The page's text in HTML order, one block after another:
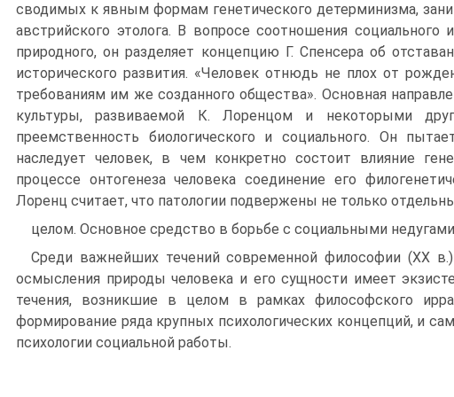
сводимых к явным формам генетического детерминизма,
австрийского этолога. В вопросе соотношения социального
природного, он разделяет концепцию Г. Спенсера об
исторического развития. «Человек отнюдь не плох от
требованиям им же созданного общества». Основная
культуры, развиваемой К. Лоренцом и некоторыми
преемственность биологического и социального. Он
наследует человек, в чем конкретно состоит влияние
процессе онтогенеза человека соединение его
Лоренц считает, что патологии подвержены не только
целом. Основное средство в борьбе с социальными
Среди важнейших течений современной философии (ХХ
осмысления природы человека и его сущности имеет
течения, возникшие в целом в рамках философского
формирование ряда крупных психологических концепций, и
психологии социальной работы.